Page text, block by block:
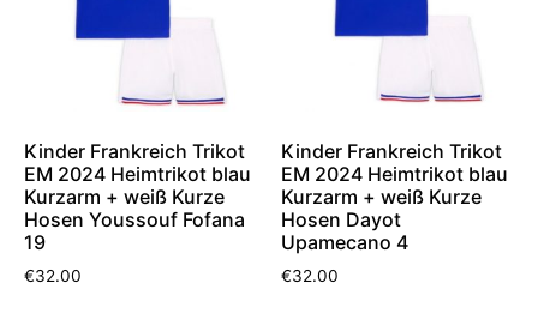
Kinder Frankreich Trikot
EM 2024 Heimtrikot blau
Kurzarm + weiß Kurze
Hosen Youssouf Fofana
19
€32.00
Kinder Frankreich Trikot
EM 2024 Heimtrikot blau
Kurzarm + weiß Kurze
Hosen Dayot
Upamecano 4
€32.00